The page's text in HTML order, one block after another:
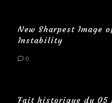
New Sharpest Image
Instability
0
Fait historique du 05